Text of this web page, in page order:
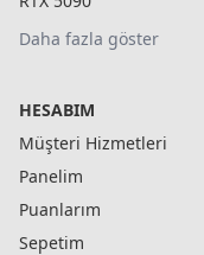
Daha fazla göster
HESABIM
Müşteri Hizmetleri
Panelim
Puanlarım
Sepetim